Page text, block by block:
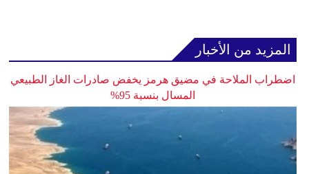
المزيد من الأخبار
اضطراب الملاحة في مضيق هرمز يخفض صادرات الغاز الطبيعي
المسال بنسبة 95%